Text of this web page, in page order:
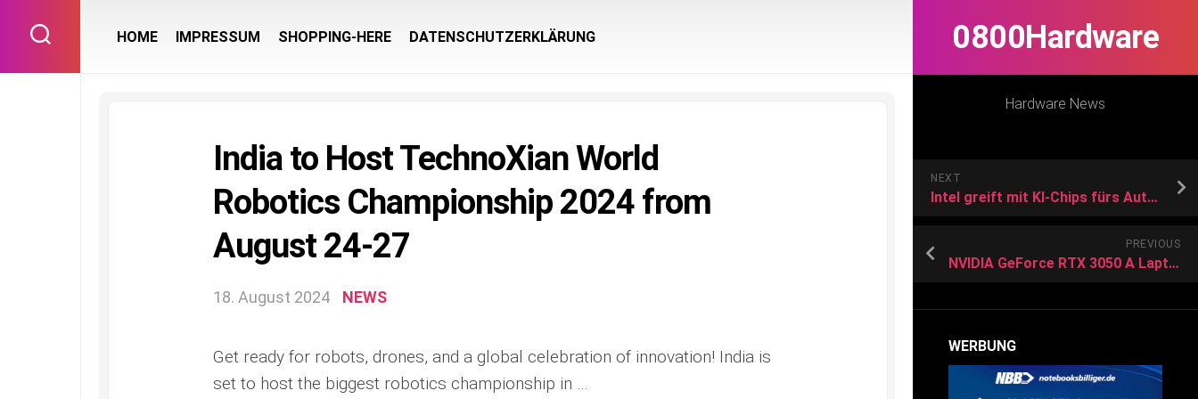
content
0800Hardware
Hardware News
NEXT
Intel greift mit KI-Chips fürs Auto an
PREVIOUS
NVIDIA GeForce RTX 3050 A Laptop GPU vs AMD Radeon RX 6600M vs NVIDIA GeForce RTX 3080
WERBUNG
HOME IMPRESSUM SHOPPING-HERE DATENSCHUTZERKLÄRUNG
India to Host TechnoXian World
Robotics Championship 2024 from
August 24-27
18. August 2024 NEWS
Get ready for robots, drones, and a global celebration of innovation! India is
set to host the biggest robotics championship in …